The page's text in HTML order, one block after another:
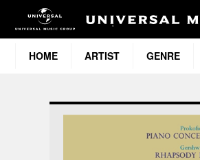
HOME ARTIST GENRE